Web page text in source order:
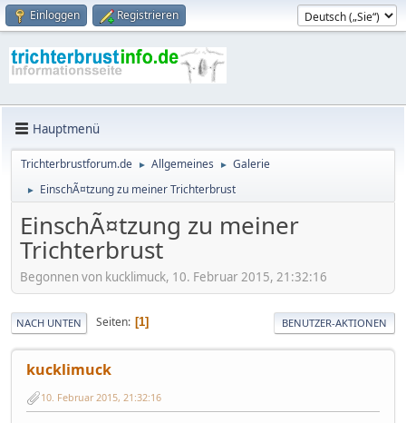
Einloggen Registrieren
Hauptmenü
Trichterbrustforum.de ► Allgemeines ► Galerie
► EinschÃ¤tzung zu meiner Trichterbrust
EinschÃ¤tzung zu meiner
Trichterbrust
Begonnen von kucklimuck, 10. Februar 2015, 21:32:16
NACH UNTEN Seiten 1 BENUTZER-AKTIONEN
kucklimuck
10. Februar 2015, 21:32:16